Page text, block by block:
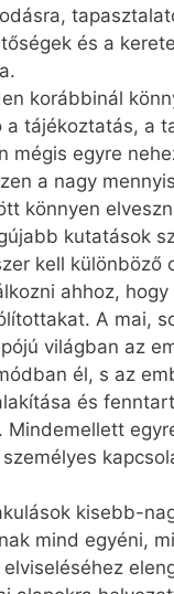
és a
korábbinál
a tájékoztatás, a
mégis egyre
a nagy
könnyen
kutatások
kell különböző
ahhoz,
A mai,
világban az
él, s az
és
Mindemellett
kisebb-
mind egyéni,